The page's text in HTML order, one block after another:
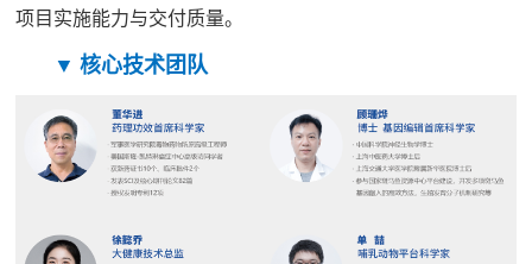
项目实施能力与交付质量。
▼ 核心技术团队